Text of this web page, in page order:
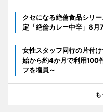
クセになる絶倫食品シリ
定「絶倫カレー中辛」8月
女性スタッフ同行の片付
始から約4か月で利用100
フを増員～